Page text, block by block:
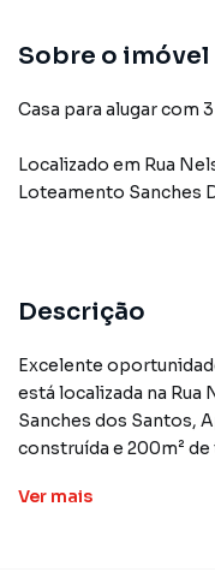
Sobre o imóvel
Casa para alugar com
Localizado em Rua
Loteamento Sanches
Descrição
Excelente
está localizada na Rua
Sanches dos Santos,
construída e 200m²
Ver mais